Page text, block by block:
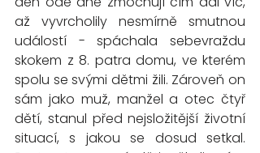
až vyvrcholily nesmírně smutnou
událostí - spáchala sebevraždu
skokem z 8. patra domu, ve kterém
spolu se svými dětmi žili. Zároveň on
sám jako muž, manžel a otec čtyř
dětí, stanul před nejsložitější životní
situací, s jakou se dosud setkal.